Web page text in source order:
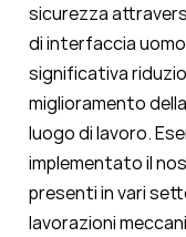
sicurezza
di interfaccia
significativa
miglioramento
luogo di lavoro.
implementato il
presenti in vari
lavorazioni